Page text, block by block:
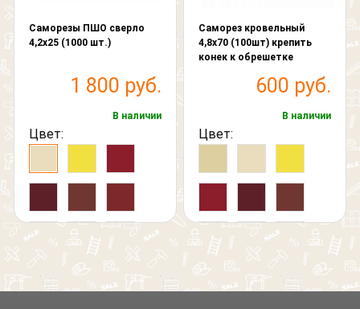
Саморезы ПШО сверло
4,2х25 (1000 шт.)
1 800 руб.
В наличии
Цвет:
Саморез кровельный
4,8х70 (100шт) крепить
конек к обрешетке
600 руб.
В наличии
Цвет: